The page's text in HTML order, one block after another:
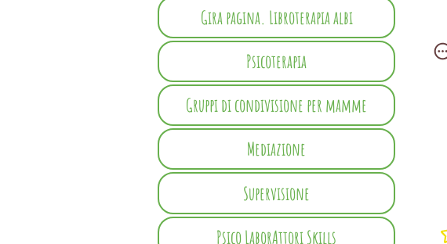
Gira pagina. Libroterapia albi
Psicoterapia
Gruppi di condivisione per mamme
Mediazione
Supervisione
Psico LaborAttori Skills